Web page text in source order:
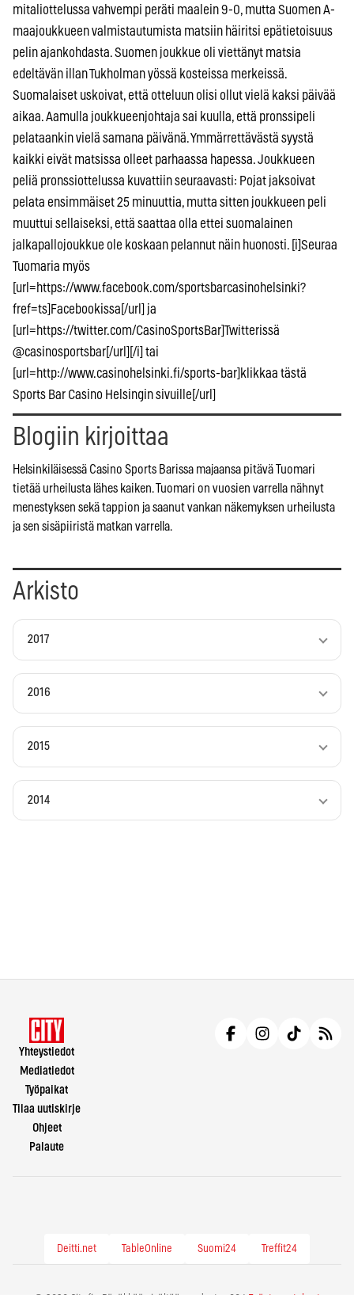
mitaliottelussa vahvempi peräti maalein 9-0, mutta Suomen A-
maajoukkueen valmistautumista matsiin häiritsi epätietoisuus
pelin ajankohdasta. Suomen joukkue oli viettänyt matsia
edeltävän illan Tukholman yössä kosteissa merkeissä.
Suomalaiset uskoivat, että otteluun olisi ollut vielä kaksi päivää
aikaa. Aamulla joukkueenjohtaja sai kuulla, että pronssipeli
pelataankin vielä samana päivänä. Ymmärrettävästä syystä
kaikki eivät matsissa olleet parhaassa hapessa. Joukkueen
peliä pronssiottelussa kuvattiin seuraavasti: Pojat jaksoivat
pelata ensimmäiset 25 minuuttia, mutta sitten joukkueen peli
muuttui sellaiseksi, että saattaa olla ettei suomalainen
jalkapallojoukkue ole koskaan pelannut näin huonosti. [i]Seuraa
Tuomaria myös
[url=https://www.facebook.com/sportsbarcasinohelsinki?
fref=ts]Facebookissa[/url] ja
[url=https://twitter.com/CasinoSportsBar]Twitterissä
@casinosportsbar[/url][/i] tai
[url=http://www.casinohelsinki.fi/sports-bar]klikkaa tästä
Sports Bar Casino Helsingin sivuille[/url]
Blogiin kirjoittaa
Helsinkiläisessä Casino Sports Barissa majaansa pitävä Tuomari
tietää urheilusta lähes kaiken. Tuomari on vuosien varrella nähnyt
menestyksen sekä tappion ja saanut vankan näkemyksen urheilusta
ja sen sisäpiiristä matkan varrella.
Arkisto
2017
2016
2015
2014
Yhteystiedot
Mediatiedot
Työpaikat
Tilaa uutiskirje
Ohjeet
Palaute
Deitti.net TableOnline Suomi24 Treffit24